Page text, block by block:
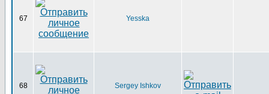
67 Yesska
68 Sergey Ishkov